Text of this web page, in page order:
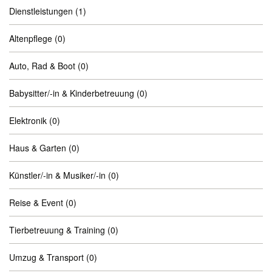
Dienstleistungen (1)
Altenpflege (0)
Auto, Rad & Boot (0)
Babysitter/-in & Kinderbetreuung (0)
Elektronik (0)
Haus & Garten (0)
Künstler/-in & Musiker/-in (0)
Reise & Event (0)
Tierbetreuung & Training (0)
Umzug & Transport (0)